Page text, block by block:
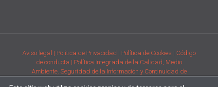
Aviso legal | Política de Privacidad | Política de Cookies | Código
de conducta | Política Integrada de la Calidad, Medio
Ambiente, Seguridad de la Información y Continuidad de